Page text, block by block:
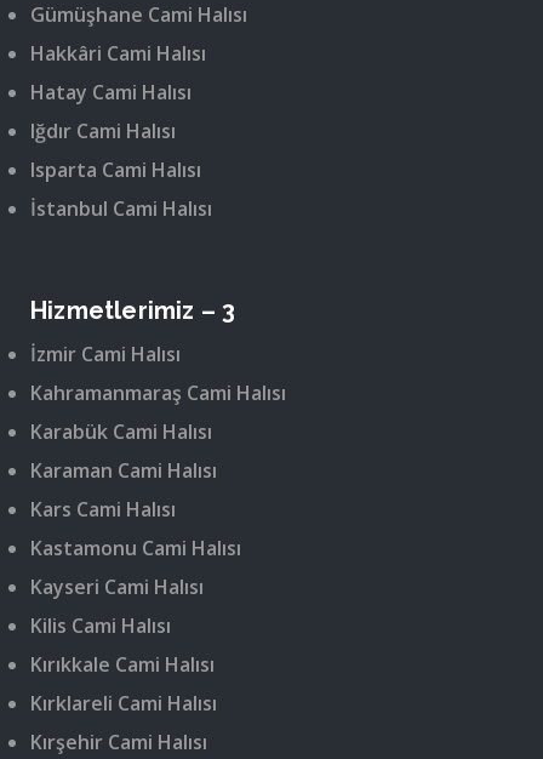
Gümüşhane Cami Halısı
Hakkâri Cami Halısı
Hatay Cami Halısı
Iğdır Cami Halısı
Isparta Cami Halısı
İstanbul Cami Halısı
Hizmetlerimiz – 3
İzmir Cami Halısı
Kahramanmaraş Cami Halısı
Karabük Cami Halısı
Karaman Cami Halısı
Kars Cami Halısı
Kastamonu Cami Halısı
Kayseri Cami Halısı
Kilis Cami Halısı
Kırıkkale Cami Halısı
Kırklareli Cami Halısı
Kırşehir Cami Halısı